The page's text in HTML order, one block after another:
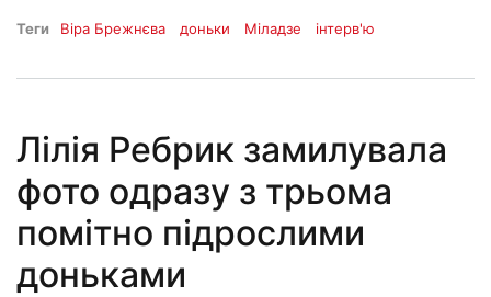
Теги Віра Брежнєва доньки Міладзе інтерв'ю
Лілія Ребрик замилувала
фото одразу з трьома
помітно підрослими
доньками